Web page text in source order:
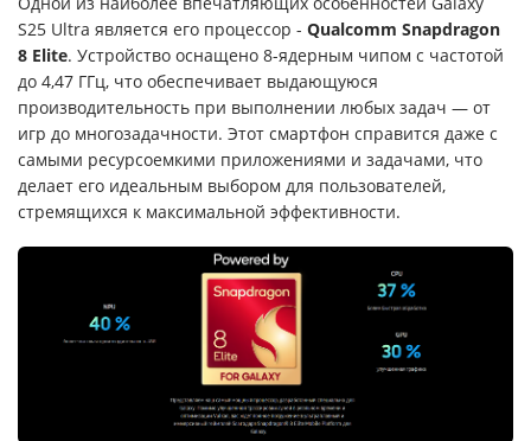
S25 Ultra является его процессор - Qualcomm Snapdragon
8 Elite. Устройство оснащено 8-ядерным чипом с частотой
до 4,47 ГГц, что обеспечивает выдающуюся
производительность при выполнении любых задач — от
игр до многозадачности. Этот смартфон справится даже с
самыми ресурсоемкими приложениями и задачами, что
делает его идеальным выбором для пользователей,
стремящихся к максимальной эффективности.